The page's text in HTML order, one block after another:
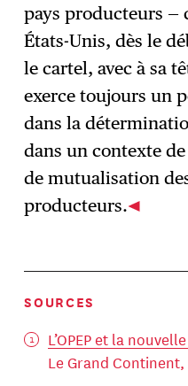
pays producteurs —
États-Unis, dès le
le cartel, avec à sa
exerce toujours un
dans la
dans un contexte
de mutualisation
producteurs.
SOURCES
L’OPEP et la
Le Grand